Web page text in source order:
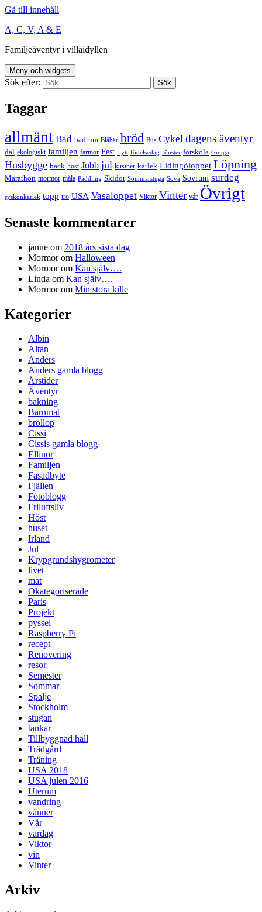
Gå till innehåll
A, C, V, A & E
Familjeäventyr i villaidyllen
Meny och widgets
Sök efter:
Taggar
allmänt Bad badrum Blåbär bröd Bus Cykel dagens äventyr
dal ekologiskt familjen farmor Fest flytt födelsedag fönster förskola Gunga
Husbygge häck höst Jobb jul kusiner kärlek Lidingöloppet Löpning
Marathon mormor måla Paddling Skidor Sommarstuga Sova Sovrum surdeg
syskonkärlek topp tro USA Vasaloppet Viktor Vinter vår Övrigt
Senaste kommentarer
janne om 2018 års sista dag
Mormorom Halloween
Mormorom Kan själv….
Linda om Kan själv….
Mormorom Min stora kille
Kategorier
Albin
Altan
Anders
Anders gamla blogg
Årstider
Äventyr
bakning
Barnmat
bröllop
Cissi
Cissis gamla blogg
Ellinor
Familjen
Fasadbyte
Fjällen
Fotoblogg
Friluftsliv
Höst
huset
Irland
Jul
Krypgrundshygrometer
livet
mat
Okategoriserade
Paris
Projekt
pyssel
Raspberry Pi
recept
Renovering
resor
Semester
Sommar
Spalje
Stockholm
stugan
tankar
Tillbyggnad hall
Trädgård
Träning
USA 2018
USA julen 2016
Uterum
vandring
vänner
Vår
vardag
Viktor
vin
Vinter
Arkiv